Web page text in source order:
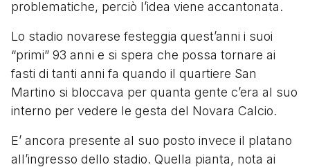
problematiche, perciò l’idea viene accantonata.
Lo stadio novarese festeggia quest’anni i suoi
“primi” 93 anni e si spera che possa tornare ai
fasti di tanti anni fa quando il quartiere San
Martino si bloccava per quanta gente c’era al suo
interno per vedere le gesta del Novara Calcio.
E’ ancora presente al suo posto invece il platano
all’ingresso dello stadio. Quella pianta, nota ai